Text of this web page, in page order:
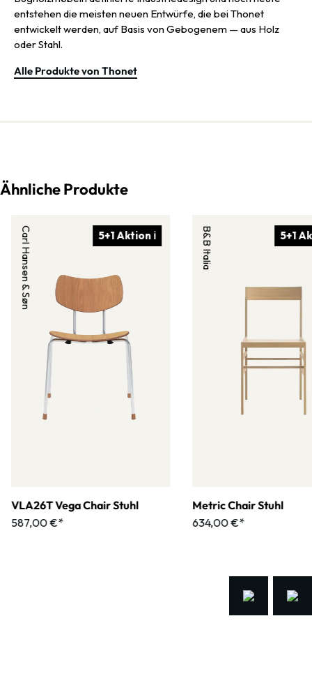
entstehen die meisten neuen Entwürfe, die bei Thonet
entwickelt werden, auf Basis von Gebogenem — aus Holz
oder Stahl.
Alle Produkte von Thonet
Ähnliche Produkte
5+1 Aktion ℹ
Carl Hansen & Søn
VLA26T Vega Chair Stuhl
587,00 €*
5+1
B&B Italia
Metric Chair Stuhl
634,00 €*